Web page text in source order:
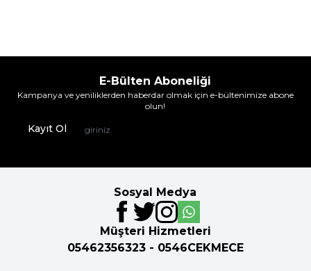
E-Bülten Aboneliği
Kampanya ve yeniliklerden haberdar olmak için e-bültenimize abone
olun!
Kayıt Ol
Sosyal Medya
Müşteri Hizmetleri
05462356323 - 0546CEKMECE